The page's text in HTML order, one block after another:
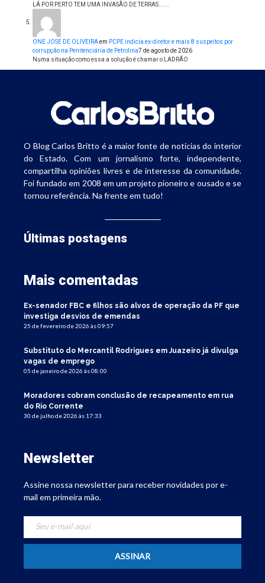
LÁ POR PERTO TEM UMA INVASÃO DE TERRAS......
ONE JOSE DE OLIVEIRAem PCPE indicia ex-diretor e mais 8 suspeitos por
corrupção na Penitenciária de Petrolina7 de agosto de 2026
Numa situação como essa a solução é chamar o LADRÃO
O Blog Carlos Britto é a maior fonte de notícias do interior
do Estado. Com um jornalismo forte, independente,
compartilha opiniões livres e de interesse da comunidade.
Foi fundado em 2008 em um projeto pioneiro e ousado e se
tornou referência. Na frente em tudo!
Últimas postagens
Mais comentadas
Ex-senador FBC e filhos são alvos de operação da PF que
investiga desvios de emendas
25 de fevereiro de 2026 às 09:57
Substituto do Mercantil Rodrigues em Juazeiro já divulga
vagas de emprego
05 de janeiro de 2026 às 08:00
Moradores cobram conclusão de recapeamento em rua
do Rio Corrente
30 de julho de 2026 às 17:33
Newsletter
Assine nossa newsletter para receber novidades por e-
mail em primeira mão.